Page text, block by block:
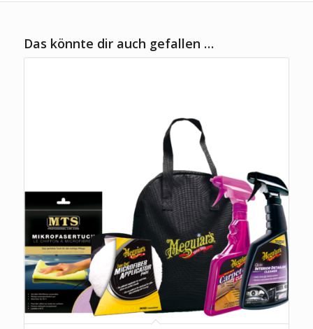
Das könnte dir auch gefallen …